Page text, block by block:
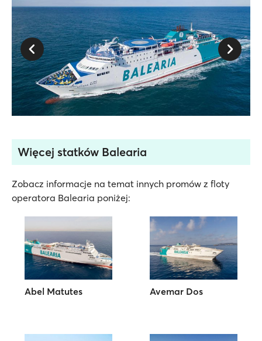
Więcej statków Balearia
Zobacz informacje na temat innych promów z floty
operatora Balearia poniżej:
Abel Matutes Avemar Dos